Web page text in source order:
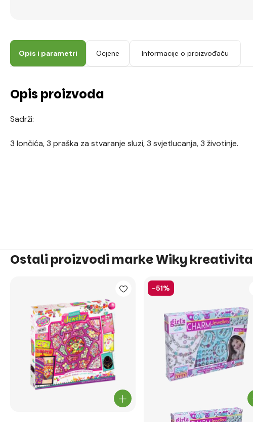
Opis i parametri Ocjene Informacije o proizvođaču
Opis proizvoda
Sadrži:
3 lončića, 3 praška za stvaranje sluzi, 3 svjetlucanja, 3 životinje.
Ostali proizvodi marke Wiky kreativita
-51%